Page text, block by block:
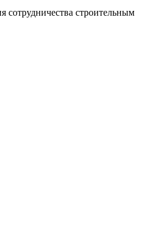
сотрудничества строительным